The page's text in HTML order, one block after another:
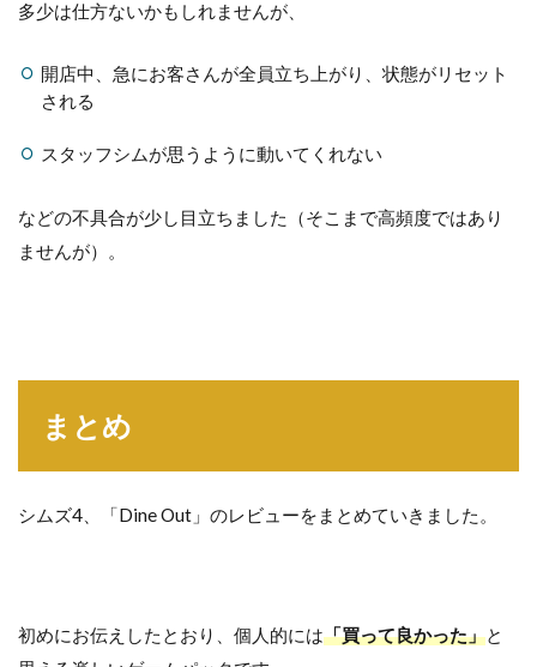
多少は仕方ないかもしれませんが、
開店中、急にお客さんが全員立ち上がり、状態がリセット
される
スタッフシムが思うように動いてくれない
などの不具合が少し目立ちました（そこまで高頻度ではあり
ませんが）。
まとめ
シムズ4、「Dine Out」のレビューをまとめていきました。
初めにお伝えしたとおり、個人的には「買って良かった」と